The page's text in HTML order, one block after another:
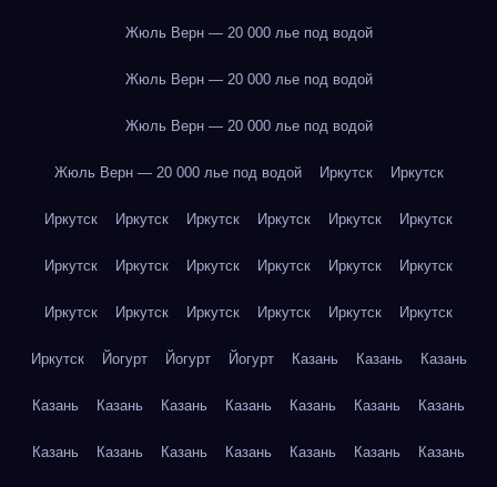
Жюль Верн — 20 000 лье под водой
Жюль Верн — 20 000 лье под водой
Жюль Верн — 20 000 лье под водой
Жюль Верн — 20 000 лье под водой Иркутск Иркутск
Иркутск Иркутск Иркутск Иркутск Иркутск Иркутск
Иркутск Иркутск Иркутск Иркутск Иркутск Иркутск
Иркутск Иркутск Иркутск Иркутск Иркутск Иркутск
Иркутск Йогурт Йогурт Йогурт Казань Казань Казань
Казань Казань Казань Казань Казань Казань Казань
Казань Казань Казань Казань Казань Казань Казань